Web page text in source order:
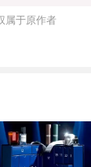
属于原作者